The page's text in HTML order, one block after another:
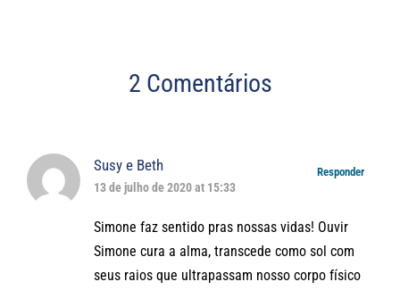
2 Comentários
Susy e Beth
13 de julho de 2020 at 15:33
Responder
Simone faz sentido pras nossas vidas! Ouvir
Simone cura a alma, transcede como sol com
seus raios que ultrapassam nosso corpo físico